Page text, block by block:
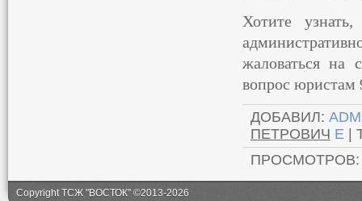
Хотите
жаловаться на
вопрос юристам
ДОБАВИЛ:
ПЕТРОВИЧ E
ПРОСМОТРОВ
Copyright ТСЖ "ВОСТОК" ©2013-2026